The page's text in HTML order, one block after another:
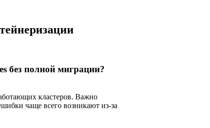
без полной миграции?
кластеров. Важно
чаще всего возникают из-за